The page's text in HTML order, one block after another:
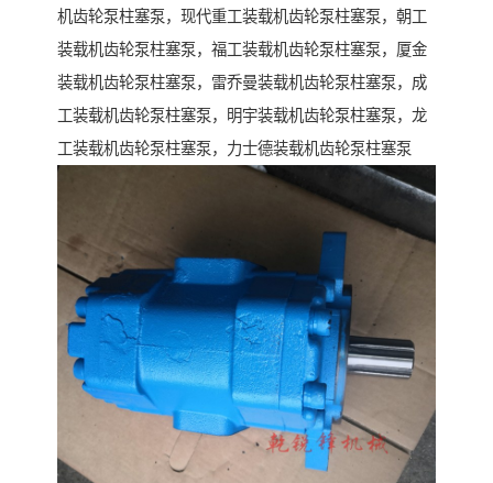
机齿轮泵柱塞泵，现代重工装载机齿轮泵柱塞泵，朝工
装载机齿轮泵柱塞泵，福工装载机齿轮泵柱塞泵，厦金
装载机齿轮泵柱塞泵，雷乔曼装载机齿轮泵柱塞泵，成
工装载机齿轮泵柱塞泵，明宇装载机齿轮泵柱塞泵，龙
工装载机齿轮泵柱塞泵，力士德装载机齿轮泵柱塞泵